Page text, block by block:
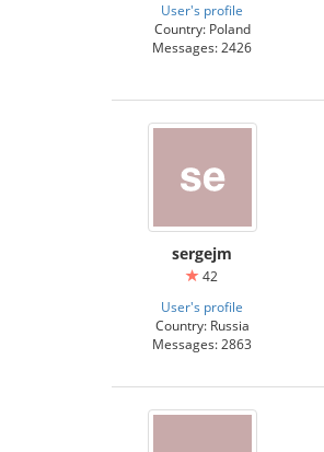
User's profile
Country: Poland
Messages: 2426
sergejm
42
User's profile
Country: Russia
Messages: 2863